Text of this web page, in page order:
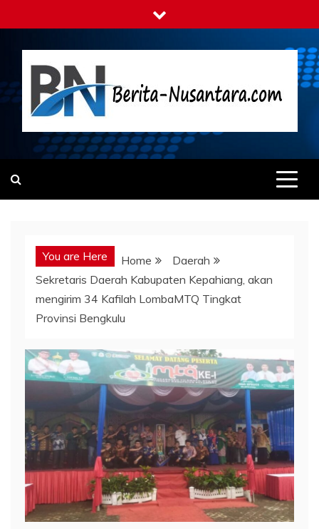
to
content
Berita-nusantara.com
Kabar Nusantara Terpercaya
You are Here Home
Daerah
Sekretaris Daerah Kabupaten Kepahiang, akan
mengirim 34 Kafilah LombaMTQ Tingkat
Provinsi Bengkulu